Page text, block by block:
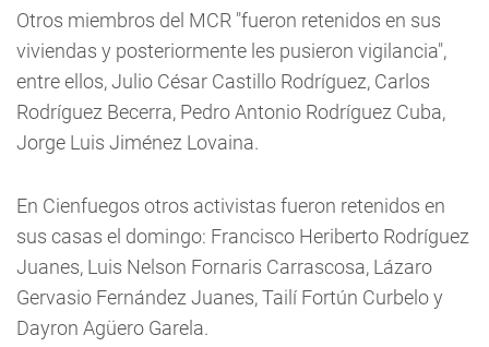
Otros miembros del MCR "fueron retenidos en sus
viviendas y posteriormente les pusieron vigilancia",
entre ellos, Julio César Castillo Rodríguez, Carlos
Rodríguez Becerra, Pedro Antonio Rodríguez Cuba,
Jorge Luis Jiménez Lovaina.
En Cienfuegos otros activistas fueron retenidos en
sus casas el domingo: Francisco Heriberto Rodríguez
Juanes, Luis Nelson Fornaris Carrascosa, Lázaro
Gervasio Fernández Juanes, Tailí Fortún Curbelo y
Dayron Agüero Garela.